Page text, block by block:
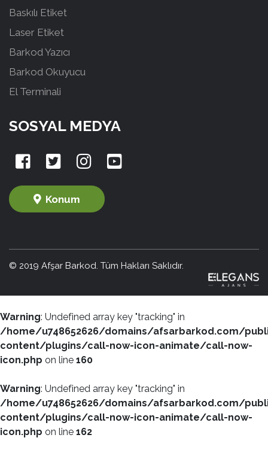
Baskılı Etiket
Laser Etiket
Barkod Yazıcı
Barkod Okuyucu
El Terminali
SOSYAL MEDYA
Konum
© 2019 Afşar Barkod. Tüm Hakları Saklıdır.
Warning: Undefined array key "tracking" in
/home/u748652626/domains/afsarbarkod.com/
content/plugins/call-now-icon-animate/call-now-
icon.php on line 160
Warning: Undefined array key "tracking" in
/home/u748652626/domains/afsarbarkod.com/
content/plugins/call-now-icon-animate/call-now-
icon.php on line 162